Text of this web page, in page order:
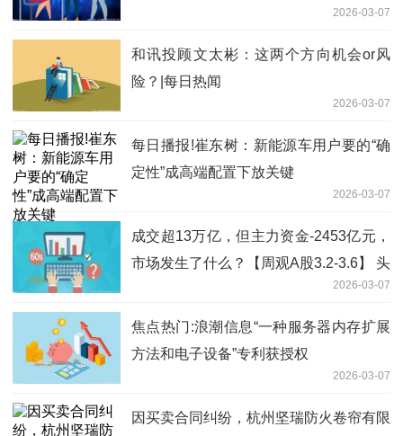
2026-03-07
和讯投顾文太彬：这两个方向机会or风
险？|每日热闻
2026-03-07
每日播报!崔东树：新能源车用户要的“确
定性”成高端配置下放关键
2026-03-07
成交超13万亿，但主力资金-2453亿元，
市场发生了什么？【周观A股3.2-3.6】 头
2026-03-07
焦点热门:浪潮信息“一种服务器内存扩展
方法和电子设备”专利获授权
2026-03-07
因买卖合同纠纷，杭州坚瑞防火卷帘有限